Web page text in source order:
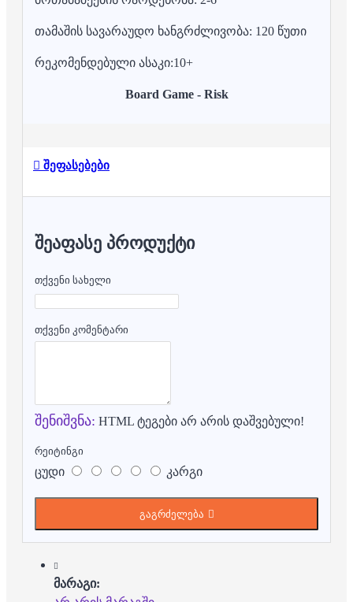
თამაშის სავარაუდო ხანგრძლივობა: 120 წუთი
რეკომენდებული ასაკი:10+
Board Game - Risk
შეფასებები
ᲨᲔᲐᲤᲐᲡᲔ ᲞᲠᲝᲓᲣᲥᲢᲘ
თქვენი სახელი
თქვენი კომენტარი
შენიშვნა: HTML ტეგები არ არის დაშვებული!
რეიტინგი
ცუდი კარგი
გაგრძელება
მარაგი: